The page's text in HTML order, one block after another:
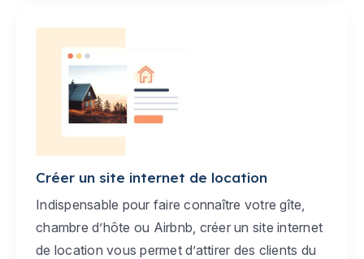
Créer un site internet de location
Indispensable pour faire connaître votre gîte,
chambre d’hôte ou Airbnb, créer un site internet
de location vous permet d’attirer des clients du